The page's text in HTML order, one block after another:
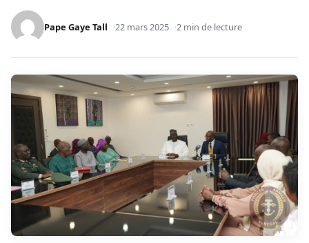
Pape Gaye Tall 22 mars 2025 2 min de lecture